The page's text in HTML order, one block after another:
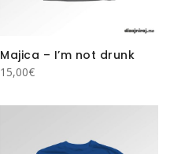
Majica – I’m not drunk
15,00€